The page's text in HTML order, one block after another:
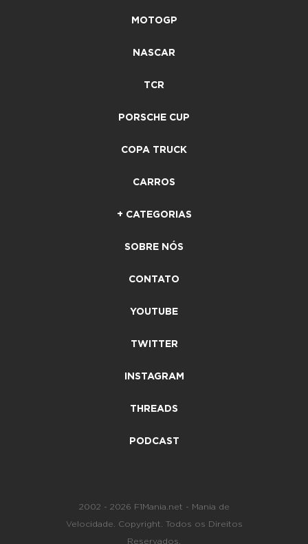
MOTOGP
NASCAR
TCR
PORSCHE CUP
COPA TRUCK
CARROS
+ CATEGORIAS
SOBRE NÓS
CONTATO
YOUTUBE
TWITTER
INSTAGRAM
THREADS
PODCAST
2002 - 2026 F1Mania.net - Mania de
Velocidade. Copyright. Todos os Direitos
Reservados.